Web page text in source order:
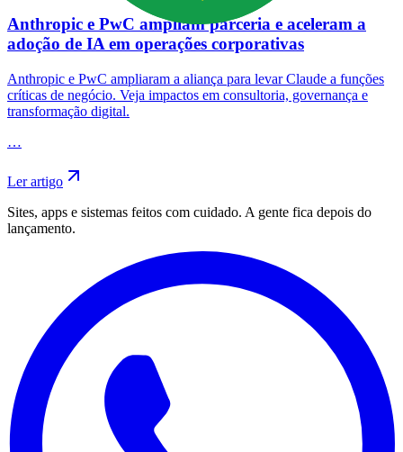
Anthropic e PwC ampliam parceria e aceleram a
adoção de IA em operações corporativas
Anthropic e PwC ampliaram a aliança para levar Claude a funções
críticas de negócio. Veja impactos em consultoria, governança e
transformação digital.
…
Ler artigo
Sites, apps e sistemas feitos com cuidado. A gente fica depois do
lançamento.